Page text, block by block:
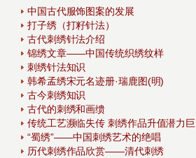
中国古代服饰图案的发展
打子绣（打籽针法）
古代刺绣针法介绍
锦绣文章——中国传统织绣纹样
刺绣针法知识
韩希孟绣宋元名迹册·瑞鹿图(明)
古今刺绣知识
古代的刺绣和画缋
传统工艺濒临失传 刺绣作品升值潜力巨
“蜀绣”——中国刺绣艺术的绝唱
历代刺绣作品欣赏——清代刺绣